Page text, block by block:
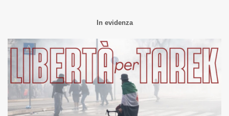
In evidenza